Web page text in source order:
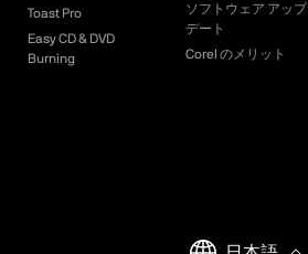
Toast Pro
Easy CD & DVD
Burning
ソフトウェア アップ
デート
Corel のメリット